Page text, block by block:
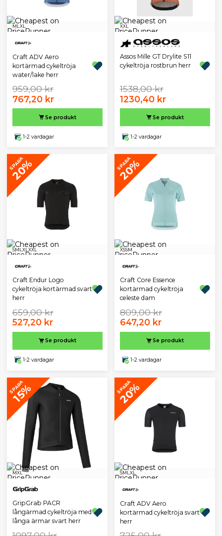
ML XL
Craft ADV Aero
kortärmad cykeltröja
water/lake herr
959,00 kr
767,20 kr
Se produkt
1-2 vardagar
XXL
Assos Mille GT Drylite S11
cykeltröja rostbrun herr
1538,00 kr
1230,40 kr
Se produkt
1-2 vardagar
SPARA
20%
SML XL XXL
Craft Endur Logo
cykeltröja kortärmad svart
herr
659,00 kr
527,20 kr
Se produkt
1-2 vardagar
SPARA
20%
XSSM
Craft Core Essence
kortärmad cykeltröja
celeste dam
809,00 kr
647,20 kr
Se produkt
1-2 vardagar
SPARA
15%
MXL
GripGrab PACR
långärmad cykeltröja med
långa ärmar svart herr
SPARA
20%
SML XL
Craft ADV Aero
kortärmad cykeltröja svart
herr